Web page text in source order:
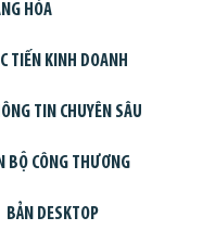
HÓA
TIẾN KINH DOANH
TIN CHUYÊN SÂU
BỘ CÔNG THƯƠNG
BẢN DESKTOP